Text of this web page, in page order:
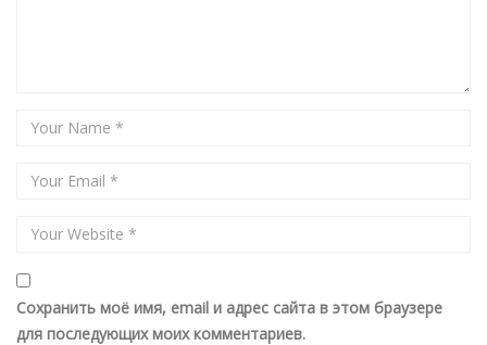
Сохранить моё имя, email и адрес сайта в этом браузере
для последующих моих комментариев.